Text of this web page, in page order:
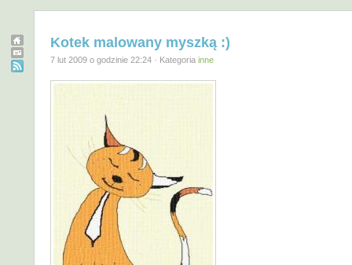
Kotek malowany myszką :)
7 lut 2009 o godzinie 22:24 · Kategoria inne